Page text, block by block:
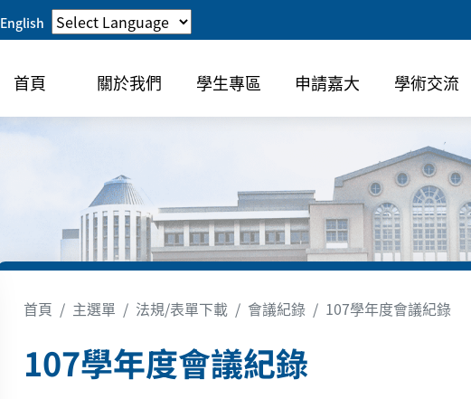
English
首頁 關於我們 學生專區 申請嘉大 學術交流
首頁 主選單 法規/表單下載 會議紀錄 107學年度會議紀錄
107學年度會議紀錄